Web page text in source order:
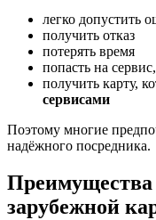
легко допустить
получить отказ
потерять время
попасть на
получить карту,
сервисами
Поэтому многие
надёжного посредника.
зарубежной